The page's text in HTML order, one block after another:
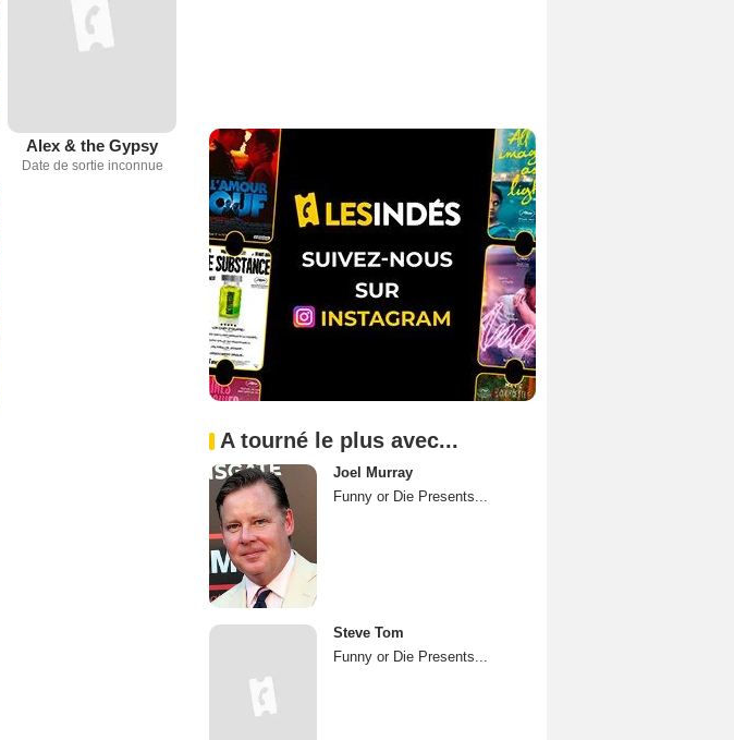
Alex & the Gypsy
Date de sortie inconnue
A tourné le plus avec...
Joel Murray
Funny or Die Presents...
Steve Tom
Funny or Die Presents...